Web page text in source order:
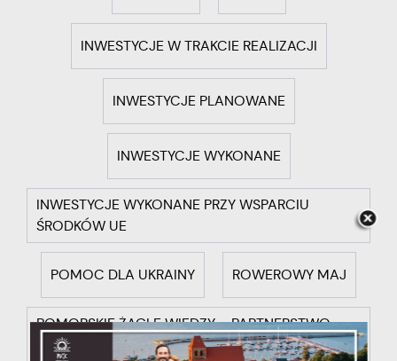
INWESTYCJE W TRAKCIE REALIZACJI
INWESTYCJE PLANOWANE
INWESTYCJE WYKONANE
INWESTYCJE WYKONANE PRZY WSPARCIU
ŚRODKÓW UE
POMOC DLA UKRAINY ROWEROWY MAJ
POMORSKIE ŻAGLE WIEDZY – PARTNERSTWO
GMINY KOSAKOWO